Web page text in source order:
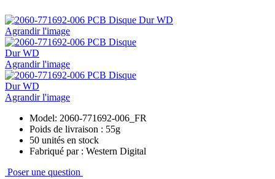
Agrandir l'image
Agrandir l'image
Agrandir l'image
Model: 2060-771692-006_FR
Poids de livraison : 55g
50 unités en stock
Fabriqué par : Western Digital
Poser une question